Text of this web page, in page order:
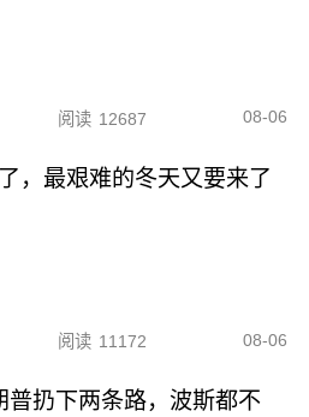
阅读 12687 08-06
，最艰难的冬天又要来了
阅读 11172 08-06
普扔下两条路，波斯都不